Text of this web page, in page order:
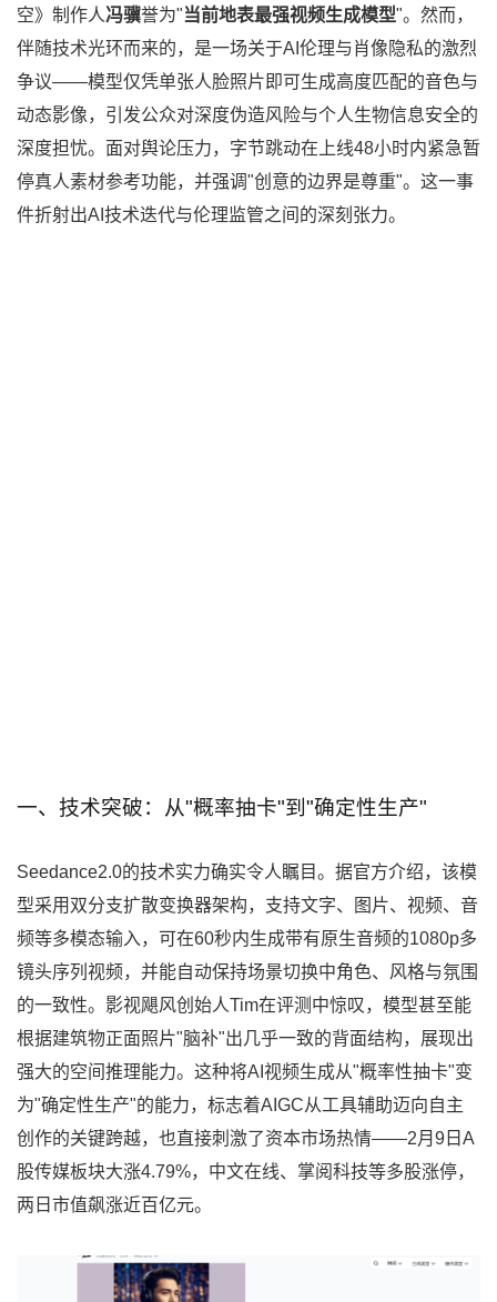
空》制作人冯骥誉为"当前地表最强视频生成模型"。然而，
伴随技术光环而来的，是一场关于AI伦理与肖像隐私的激烈
争议——模型仅凭单张人脸照片即可生成高度匹配的音色与
动态影像，引发公众对深度伪造风险与个人生物信息安全的
深度担忧。面对舆论压力，字节跳动在上线48小时内紧急暂
停真人素材参考功能，并强调"创意的边界是尊重"。这一事
件折射出AI技术迭代与伦理监管之间的深刻张力。
一、技术突破：从"概率抽卡"到"确定性生产"
Seedance2.0的技术实力确实令人瞩目。据官方介绍，该模
型采用双分支扩散变换器架构，支持文字、图片、视频、音
频等多模态输入，可在60秒内生成带有原生音频的1080p多
镜头序列视频，并能自动保持场景切换中角色、风格与氛围
的一致性。影视飓风创始人Tim在评测中惊叹，模型甚至能
根据建筑物正面照片"脑补"出几乎一致的背面结构，展现出
强大的空间推理能力。这种将AI视频生成从"概率性抽卡"变
为"确定性生产"的能力，标志着AIGC从工具辅助迈向自主
创作的关键跨越，也直接刺激了资本市场热情——2月9日A
股传媒板块大涨4.79%，中文在线、掌阅科技等多股涨停，
两日市值飙涨近百亿元。